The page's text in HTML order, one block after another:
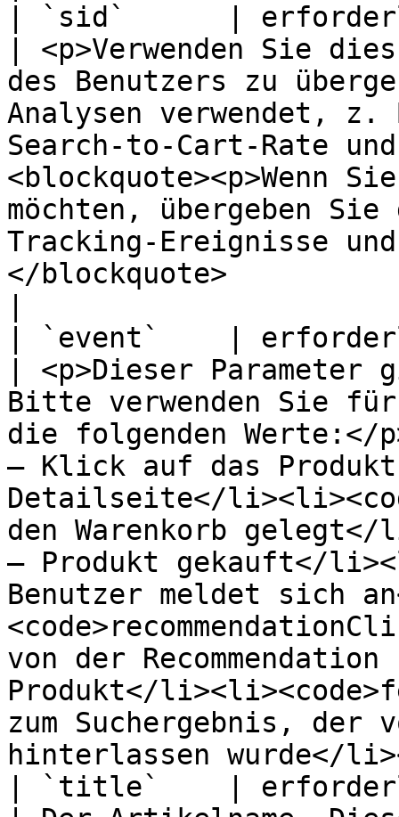
| `sid`      |
| <p>Verwenden Sie
des Benutzers zu
Analysen verwendet,
Search-to-Cart-Rate
<blockquote><p>Wenn
möchten, übergeben
Tracking-Ereignisse
</blockquote>
| `event`    |
| <p>Dieser
Bitte verwenden Sie
die folgenden Werte:</
– Klick auf das
Detailseite</
den Warenkorb gelegt</
– Produkt gekauft</
Benutzer meldet sich
von der
Produkt</
zum Suchergebnis, der
hinterlassen wurde</
| `title`    |